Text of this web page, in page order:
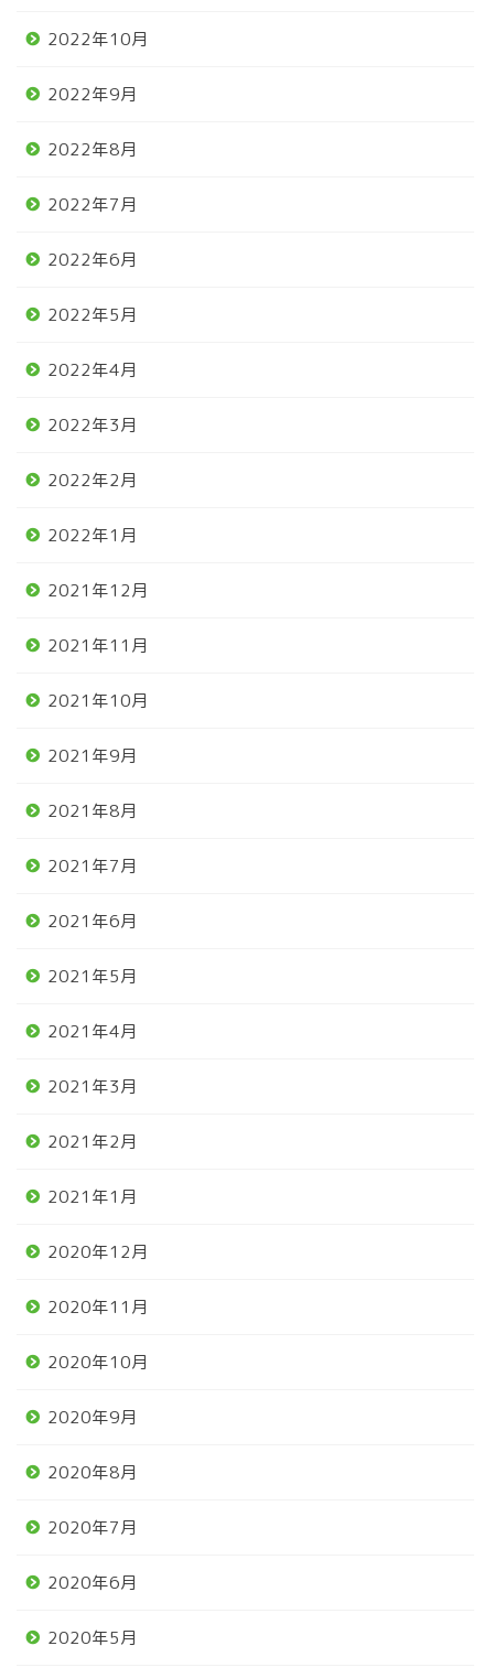
2022年10月
2022年9月
2022年8月
2022年7月
2022年6月
2022年5月
2022年4月
2022年3月
2022年2月
2022年1月
2021年12月
2021年11月
2021年10月
2021年9月
2021年8月
2021年7月
2021年6月
2021年5月
2021年4月
2021年3月
2021年2月
2021年1月
2020年12月
2020年11月
2020年10月
2020年9月
2020年8月
2020年7月
2020年6月
2020年5月